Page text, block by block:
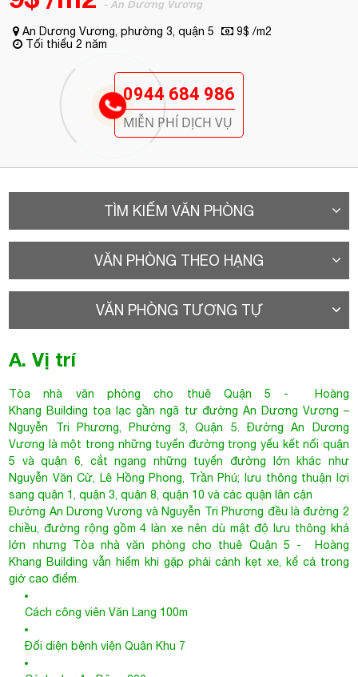
TÌM KIẾM VĂN PHÒNG
VĂN PHÒNG THEO HẠNG
A. Vị trí
Tòa nhà văn phòng cho thuê Quận 5
- Hoàng
Khang Building tọa lạc gần ngã tư đường An Dương Vương –
Nguyễn Tri Phương, Phường 3, Quận 5. Đường An Dương
Vương là một trong những tuyến đường trọng yếu kết nối quận
Nguyễn Văn Cừ, Lê Hồng Phong, Trần Phú; lưu thông thuận lợi
sang quận 1, quận 3, quận 8, quận 10 và các quận lân cận
chiều, đường rộng gồm 4 làn xe nên dù mật độ lưu thông khá
lớn nhưngTòa nhà văn phòng cho thuê Quận 5- Hoàng
Khang Building vẫn hiếm khi gặp phải cảnh kẹt xe, kể cả trong
giờ cao điểm.
Cách công viên Văn Lang 100m
Đối diện bệnh viện Quân Khu 7
Cách chợ An Đông 200m
Cách nhà sách Nguyễn Văn Cừ 700m
Gần trường mầm non Họa Mi 3, tiểu học Bàu Sen, trường
Gòn